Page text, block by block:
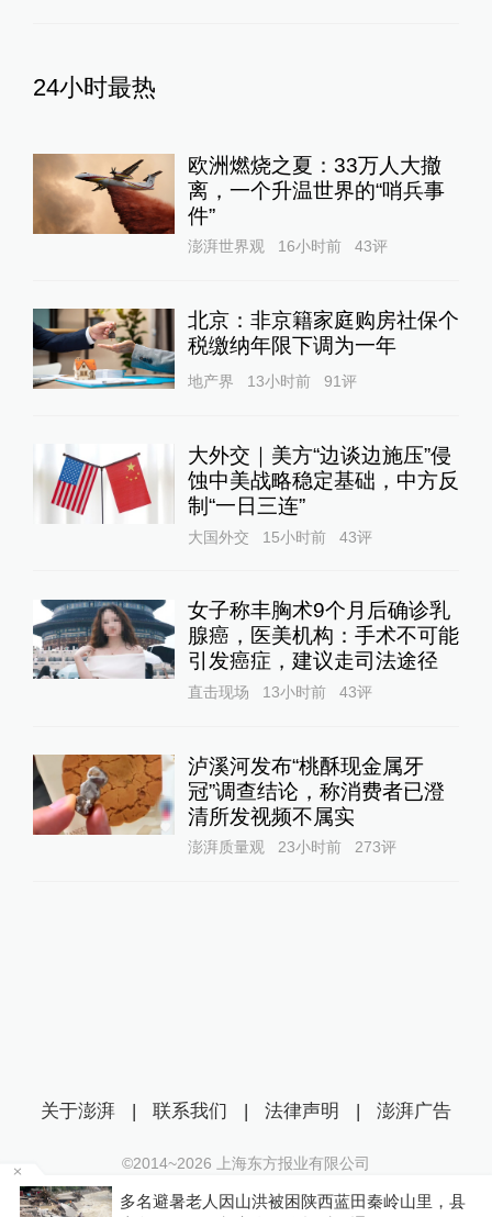
24小时最热
欧洲燃烧之夏：33万人大撤
离，一个升温世界的“哨兵事
件”
澎湃世界观 16小时前 43评
北京：非京籍家庭购房社保个
税缴纳年限下调为一年
地产界 13小时前 91评
大外交｜美方“边谈边施压”侵
蚀中美战略稳定基础，中方反
制“一日三连”
大国外交 15小时前 43评
女子称丰胸术9个月后确诊乳
腺癌，医美机构：手术不可能
引发癌症，建议走司法途径
直击现场 13小时前 43评
泸溪河发布“桃酥现金属牙
冠”调查结论，称消费者已澄
清所发视频不属实
澎湃质量观 23小时前 273评
多名避暑老人因山洪被困陕西蓝田秦岭山里，县
关于澎湃 | 联系我们 | 法律声明 | 澎湃广告
©2014~2026 上海东方报业有限公司
沪ICP证：沪B2-20170116 | 沪ICP备14003370号